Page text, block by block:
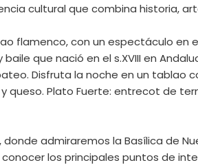
cultural que combina historia,
flamenco, con un espectáculo
que nació en el s.XVIII en
Disfruta la noche en un tablao
queso. Plato Fuerte: entrecot de
admiraremos la Basílica de
los principales puntos de